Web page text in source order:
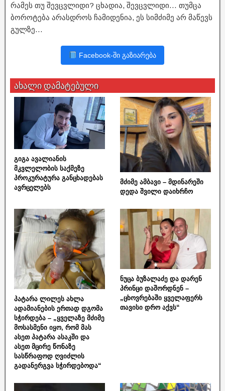
რამეს თუ შევცვლიდი? ცხადია, შევცვლიდი… თუმცა
ბოროტება არასდროს ჩამიდენია, ეს სიმძიმე არ მაწევს
გულზე…
Facebook-ში გაზიარება
ახალი დამატებული
გიგა ავალიანის
მკვლელობის საქმეზე
პროკურატურა განცხადებას
ავრცელებს
მძიმე ამბავი – მდინარეში
დედა შვილი დაიხრჩო
პატარა ლილეს ახლა
ადამიანების ერთად დგომა
სჭირდება – „ყველაზე მძიმე
მოსასმენი იყო, რომ მას
ასეთ პატარა ასაკში და
ასეთ მცირე წონაზე
სასწრაფოდ ღვიძლის
გადანერგვა სჭირდებოდა“
ნუცა ბუზალაძე და დარენ
პრინცი დაშორდნენ –
„ცხოვრებაში ყველაფერს
თავისი დრო აქვს“